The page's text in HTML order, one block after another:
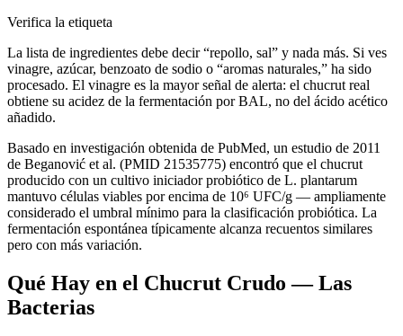
Verifica la etiqueta
La lista de ingredientes debe decir “repollo, sal” y nada más. Si ves
vinagre, azúcar, benzoato de sodio o “aromas naturales,” ha sido
procesado. El vinagre es la mayor señal de alerta: el chucrut real
obtiene su acidez de la fermentación por BAL, no del ácido acético
añadido.
Basado en investigación obtenida de PubMed, un estudio de 2011
de Beganović et al. (PMID 21535775) encontró que el chucrut
producido con un cultivo iniciador probiótico de L. plantarum
mantuvo células viables por encima de 10⁶ UFC/g — ampliamente
considerado el umbral mínimo para la clasificación probiótica. La
fermentación espontánea típicamente alcanza recuentos similares
pero con más variación.
Qué Hay en el Chucrut Crudo — Las
Bacterias